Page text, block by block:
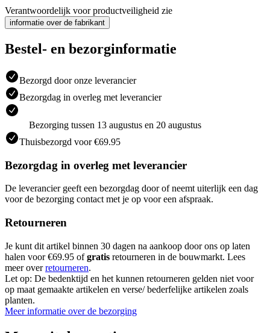
Verantwoordelijk voor productveiligheid zie
informatie over de fabrikant
Bestel- en bezorginformatie
Bezorgd door onze leverancier
Bezorgdag in overleg met leverancier
Bezorging tussen 13 augustus en 20 augustus
Thuisbezorgd voor €69.95
Bezorgdag in overleg met leverancier
De leverancier geeft een bezorgdag door of neemt uiterlijk een dag
voor de bezorging contact met je op voor een afspraak.
Retourneren
Je kunt dit artikel binnen 30 dagen na aankoop door ons op laten
halen voor €69.95 ofgratis retourneren in de bouwmarkt. Lees
meer overretourneren.
Let op: De bedenktijd en het kunnen retourneren gelden niet voor
op maat gemaakte artikelen en verse/ bederfelijke artikelen zoals
planten.
Meer informatie over de bezorging